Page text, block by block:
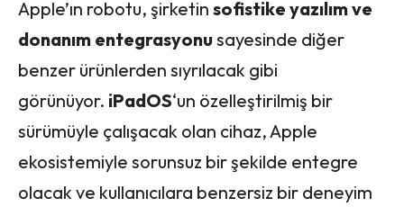
Apple’ın robotu, şirketin sofistike yazılım ve
donanım entegrasyonusayesinde diğer
benzer ürünlerden sıyrılacak gibi
görünüyor. iPadOS‘un özelleştirilmiş bir
sürümüyle çalışacak olan cihaz, Apple
ekosistemiyle sorunsuz bir şekilde entegre
olacak ve kullanıcılara benzersiz bir deneyim